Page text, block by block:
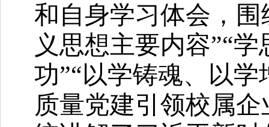
和自身学习体会，围
义思想主要内容”“
功”“以学铸魂、以
质量党建引领校属